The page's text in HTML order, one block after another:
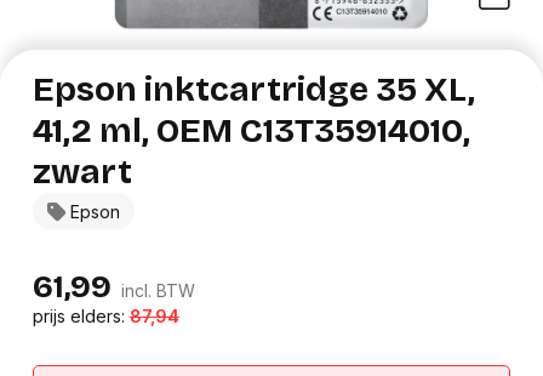
Epson
Epson inktcartridge 35 XL,
41,2 ml, OEM C13T35914010,
zwart
61,99 incl. BTW
prijs elders:87,94